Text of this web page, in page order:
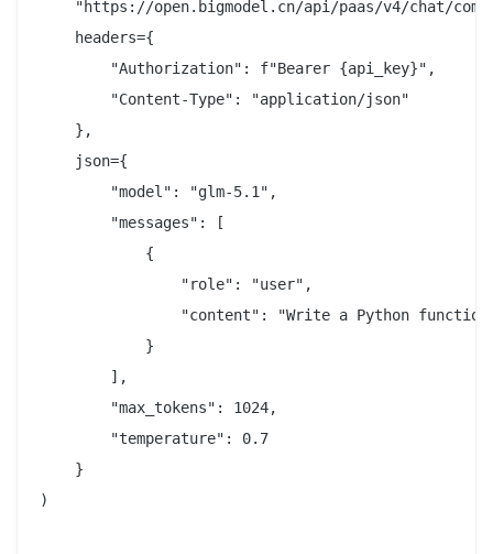
"https://open.bigmodel.cn/api/paas/v4/chat/
    headers={
        "Authorization": f"Bearer {api_key}",
        "Content-Type": "application/json"
    },
    json={
        "model": "glm-5.1",
        "messages": [
            {
                "role": "user",
"content": "Write a Python
            }
        ],
        "max_tokens": 1024,
        "temperature": 0.7
    }
)